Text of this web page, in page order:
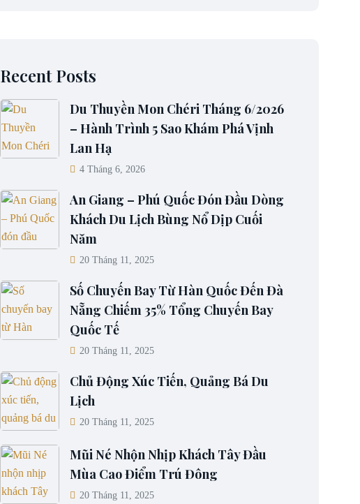
Recent Posts
Du Thuyền Mon Chéri Tháng 6/2026
– Hành Trình 5 Sao Khám Phá Vịnh
Lan Hạ
4 Tháng 6, 2026
An Giang – Phú Quốc Đón Đầu Dòng
Khách Du Lịch Bùng Nổ Dịp Cuối
Năm
20 Tháng 11, 2025
Số Chuyến Bay Từ Hàn Quốc Đến Đà
Nẵng Chiếm 35% Tổng Chuyến Bay
Quốc Tế
20 Tháng 11, 2025
Chủ Động Xúc Tiến, Quảng Bá Du
Lịch
20 Tháng 11, 2025
Mũi Né Nhộn Nhịp Khách Tây Đầu
Mùa Cao Điểm Trú Đông
20 Tháng 11, 2025